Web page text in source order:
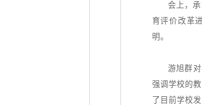
会上，
育评价改革
明。
游旭群
强调学校的
了目前学校